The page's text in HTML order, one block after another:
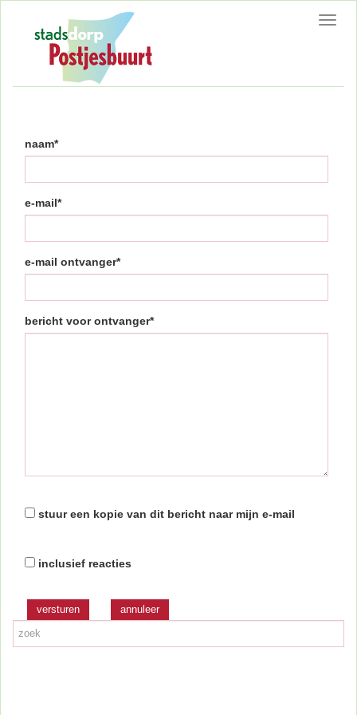
naam*
e-mail*
e-mail ontvanger*
bericht voor ontvanger*
stuur een kopie van dit bericht naar mijn e-mail
inclusief reacties
versturen